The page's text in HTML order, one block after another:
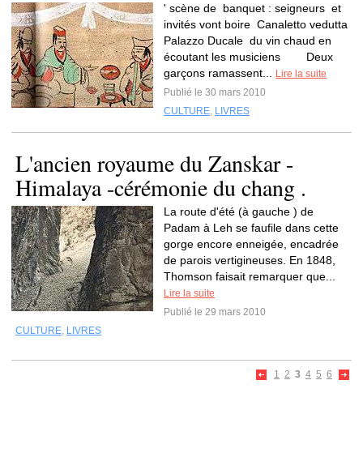
' scène de banquet : seigneurs et
invités vont boire Canaletto vedutta
Palazzo Ducale du vin chaud en
écoutant les musiciens Deux
garçons ramassent...
Lire la suite
Publié le 30 mars 2010
CULTURE, LIVRES
L'ancien royaume du Zanskar -
Himalaya -cérémonie du chang .
La route d'été (à gauche ) de
Padam à Leh se faufile dans cette
gorge encore enneigée, encadrée
de parois vertigineuses. En 1848,
Thomson faisait remarquer que...
Lire la suite
Publié le 29 mars 2010
CULTURE, LIVRES
1 2 3 4 5 6